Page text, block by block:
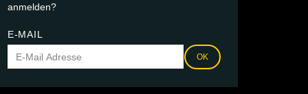
anmelden?
E-MAIL
OK